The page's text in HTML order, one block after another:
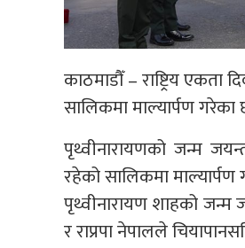
काठमाडौँ – राष्ट्रिय एकता
सालिकमा माल्यार्पण गरेका
पृथ्वीनारायणको जन्म
रहेको सालिकमा माल्यार्पण
पृथ्वीनारायण शाहको जन्म
र राप्रपा नेपालले